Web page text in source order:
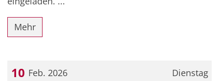
Mehr
Dienstag
10 Feb. 2026